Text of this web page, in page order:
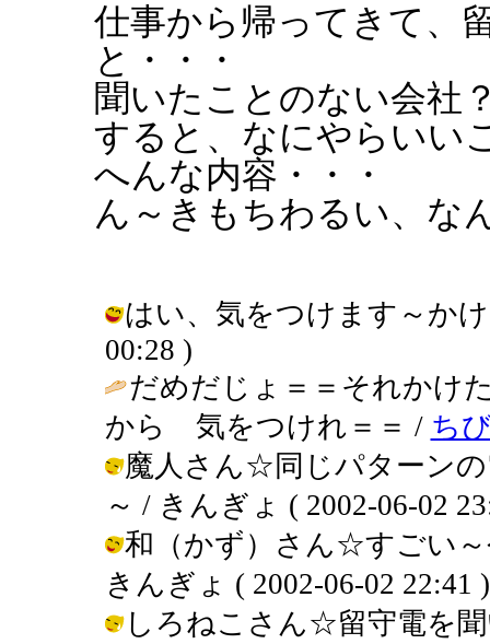
仕事から帰ってきて、
と・・・
聞いたことのない会社
すると、なにやらいい
へんな内容・・・
ん～きもちわるい、な
はい、気をつけます～か
00:28 )
だめだじょ＝＝それか
から 気をつけれ＝＝ / ち
魔人さん☆同じパターン
～ / きんぎょ ( 2002-06-02
和（かず）さん☆すごい
きんぎょ ( 2002-06-02 22:41 )
しろねこさん☆留守電を